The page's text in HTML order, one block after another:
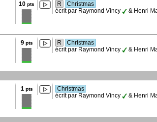
10 pts R
Christmas
écrit par Raymond Vincy
& Henri
9pts R
Christmas
écrit par Raymond Vincy
& Henri
1 pts
Christmas
écrit par Raymond Vincy
& Henri